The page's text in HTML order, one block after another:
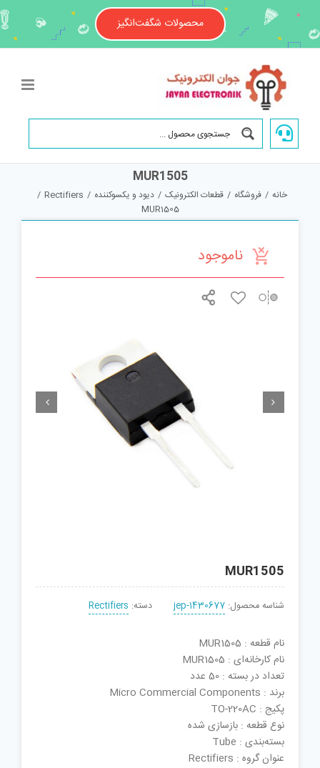
content
محصولات شگفت‌انگیز
MUR1505
خانه / فروشگاه / قطعات الکترونیک / دیود و یکسوکننده /
Rectifiers
/
MUR1505
ناموجود
 
MUR1505
شناسه محصول: jep-1430677 دسته: Rectifiers
نام قطعه : MUR1505
نام کارخانه‌ای : MUR1505
تعداد در بسته : 50 عدد
برند : Micro Commercial Components
پکیج : TO-220AC
نوع قطعه : بازسازی شده
بسته‌بندی : Tube
عنوان گروه : Rectifiers